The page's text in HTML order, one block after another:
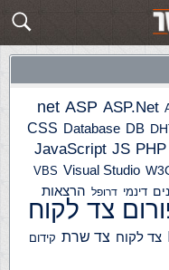
ASP ASP.Net
CSS Database DB
JavaScript JS PHP
VBS Visual Studio
דינמי דרופל הרצאות
צד לקוח
צד לקוח צד שרת קידום